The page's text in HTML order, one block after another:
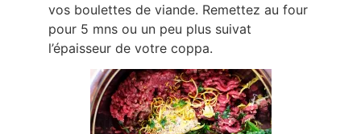
vos boulettes de viande. Remettez au four
pour 5 mns ou un peu plus suivat
l’épaisseur de votre coppa.